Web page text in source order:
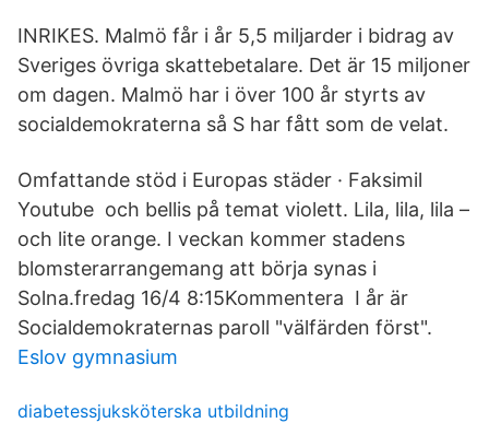
INRIKES. Malmö får i år 5,5 miljarder i bidrag av
Sveriges övriga skattebetalare. Det är 15 miljoner
om dagen. Malmö har i över 100 år styrts av
socialdemokraterna så S har fått som de velat.
Omfattande stöd i Europas städer · Faksimil
Youtube och bellis på temat violett. Lila, lila, lila –
och lite orange. I veckan kommer stadens
blomsterarrangemang att börja synas i
Solna.fredag 16/4 8:15Kommentera I år är
Socialdemokraternas paroll "välfärden först".
Eslov gymnasium
diabetessjuksköterska utbildning